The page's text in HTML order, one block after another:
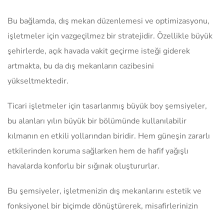
Bu bağlamda, dış mekan düzenlemesi ve optimizasyonu,
işletmeler için vazgeçilmez bir stratejidir. Özellikle büyük
şehirlerde, açık havada vakit geçirme isteği giderek
artmakta, bu da dış mekanların cazibesini
yükseltmektedir.
Ticari işletmeler için tasarlanmış büyük boy şemsiyeler,
bu alanları yılın büyük bir bölümünde kullanılabilir
kılmanın en etkili yollarından biridir. Hem güneşin zararlı
etkilerinden koruma sağlarken hem de hafif yağışlı
havalarda konforlu bir sığınak oluştururlar.
Bu şemsiyeler, işletmenizin dış mekanlarını estetik ve
fonksiyonel bir biçimde dönüştürerek, misafirlerinizin